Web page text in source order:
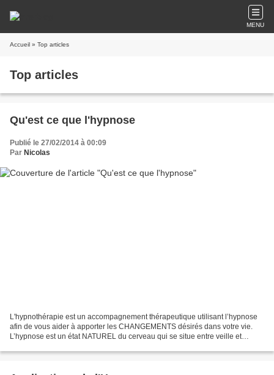
MENU
Accueil » Top articles
Top articles
Qu'est ce que l'hypnose
Publié le 27/02/2014 à 00:09
Par Nicolas
L'hypnothérapie est un accompagnement thérapeutique utilisant l’hypnose
afin de vous aider à apporter les CHANGEMENTS désirés dans votre vie.
L’hypnose est un état NATUREL du cerveau qui se situe entre veille et